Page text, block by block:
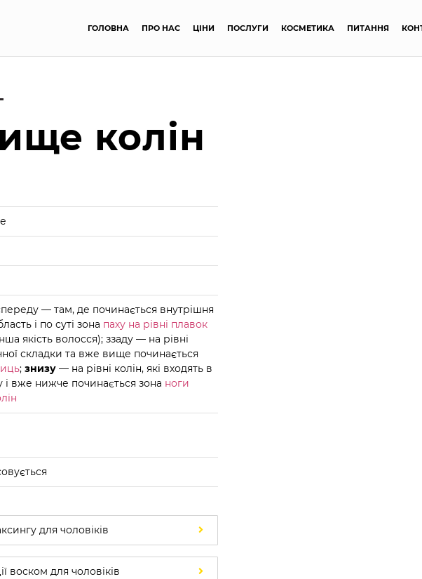
ГОЛОВНА ПРО НАС ЦІНИ ПОСЛУГИ КОСМЕТИКА ПИТАННЯ
колін
— там, де починається внутрішня
і по суті зона паху на рівні плавок
якість волосся); ззаду — на рівні
складки та вже вище починається
; знизу— на рівні колін, які входять в
і вже нижче починається зона ноги
для чоловіків
воском для чоловіків